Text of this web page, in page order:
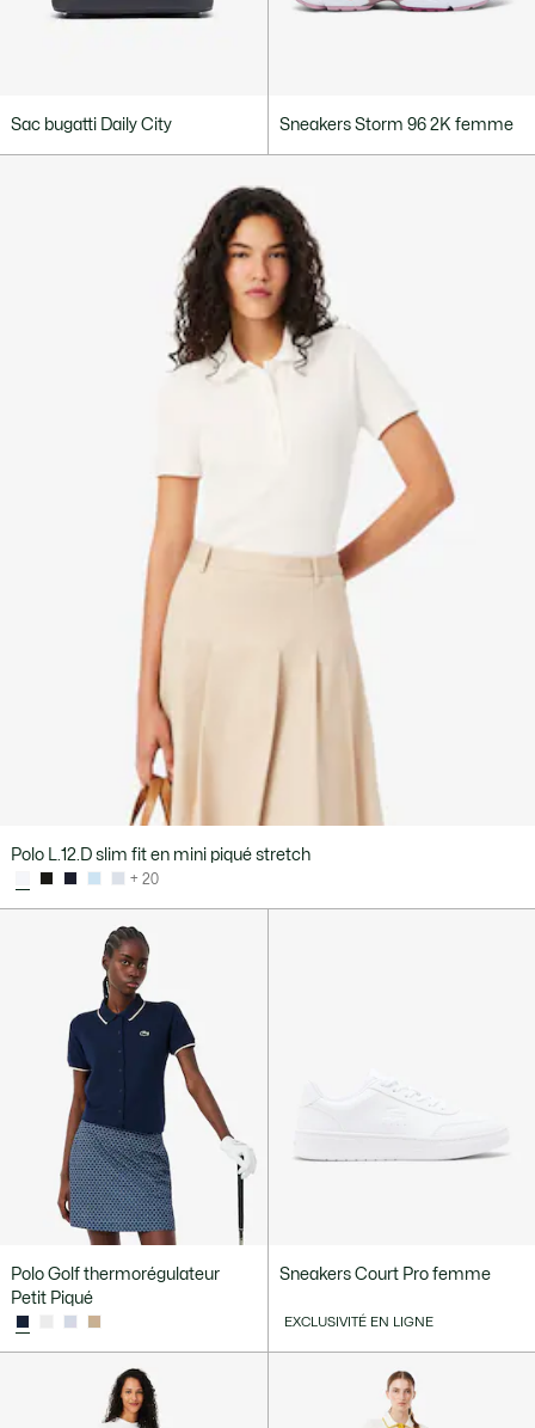
Sac bugatti Daily City Sneakers Storm 96 2K femme
Polo L.12.D slim fit en mini piqué stretch
+ 20
Polo Golf thermorégulateur
Petit Piqué
Sneakers Court Pro femme
EXCLUSIVITÉ EN LIGNE